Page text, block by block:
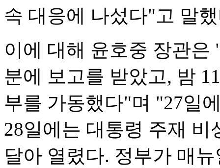
속 대응에 나섰다"고 말
이에 대해 윤호중 장관은
분에 보고를 받았고, 밤
부를 가동했다"며 "27일
28일에는 대통령 주재
달아 열렸다. 정부가 매